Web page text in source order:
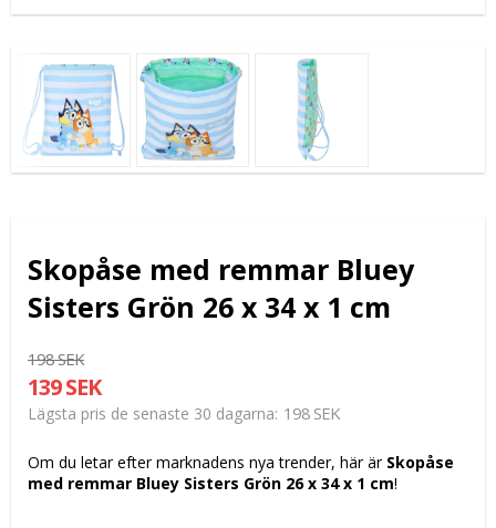
Skopåse med remmar Bluey
Sisters Grön 26 x 34 x 1 cm
198 SEK
139 SEK
Lägsta pris de senaste 30 dagarna 198 SEK
Om du letar efter marknadens nya trender, här är Skopåse
med remmar Bluey Sisters Grön 26 x 34 x 1 cm!